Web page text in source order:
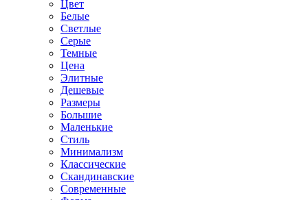
Цвет
Белые
Светлые
Серые
Темные
Цена
Элитные
Дешевые
Размеры
Большие
Маленькие
Стиль
Минимализм
Классические
Скандинавские
Современные